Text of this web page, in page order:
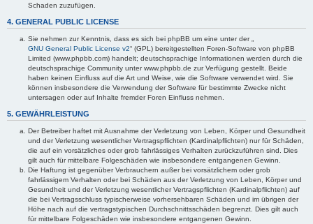
Schaden zuzufügen.
4. GENERAL PUBLIC LICENSE
Sie nehmen zur Kenntnis, dass es sich bei phpBB um eine unter der „
GNU General Public License v2“ (GPL) bereitgestellten Foren-Software von phpBB
Limited (www.phpbb.com) handelt; deutschsprachige Informationen werden durch die
deutschsprachige Community unter www.phpbb.de zur Verfügung gestellt. Beide
haben keinen Einfluss auf die Art und Weise, wie die Software verwendet wird. Sie
können insbesondere die Verwendung der Software für bestimmte Zwecke nicht
untersagen oder auf Inhalte fremder Foren Einfluss nehmen.
5. GEWÄHRLEISTUNG
Der Betreiber haftet mit Ausnahme der Verletzung von Leben, Körper und Gesundheit
und der Verletzung wesentlicher Vertragspflichten (Kardinalpflichten) nur für Schäden,
die auf ein vorsätzliches oder grob fahrlässiges Verhalten zurückzuführen sind. Dies
gilt auch für mittelbare Folgeschäden wie insbesondere entgangenen Gewinn.
Die Haftung ist gegenüber Verbrauchern außer bei vorsätzlichem oder grob
fahrlässigem Verhalten oder bei Schäden aus der Verletzung von Leben, Körper und
Gesundheit und der Verletzung wesentlicher Vertragspflichten (Kardinalpflichten) auf
die bei Vertragsschluss typischerweise vorhersehbaren Schäden und im übrigen der
Höhe nach auf die vertragstypischen Durchschnittsschäden begrenzt. Dies gilt auch
für mittelbare Folgeschäden wie insbesondere entgangenen Gewinn.